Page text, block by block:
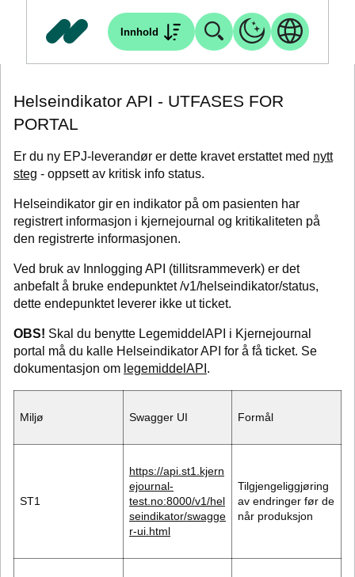
Innhold
Helseindikator API - UTFASES FOR
PORTAL
Er du ny EPJ-leverandør er dette kravet erstattet med nytt
steg - oppsett av kritisk info status.
Helseindikator gir en indikator på om pasienten har
registrert informasjon i kjernejournal og kritikaliteten på
den registrerte informasjonen.
Ved bruk av Innlogging API (tillitsrammeverk) er det
anbefalt å bruke endepunktet /v1/helseindikator/status,
dette endepunktet leverer ikke ut ticket.
OBS! Skal du benytte LegemiddelAPI i Kjernejournal
portal må du kalle Helseindikator API for å få ticket. Se
dokumentasjon om legemiddelAPI .
Miljø Swagger UI Formål
ST1
https://api.st1.kjern
ejournal-
test.no:8000/v1/hel
seindikator/swagge
r-ui.html
Tilgjengeliggjøring
av endringer før de
når produksjon